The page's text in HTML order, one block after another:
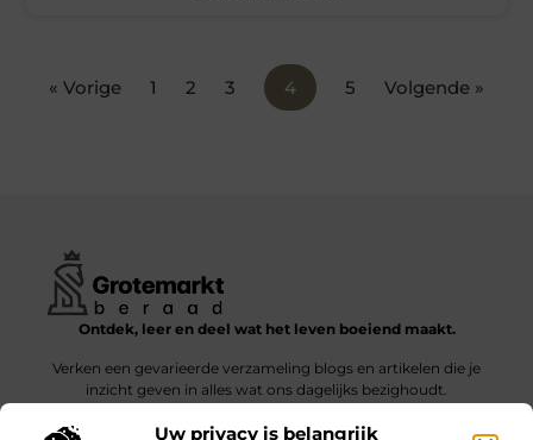
Uw privacy is belangrijk
« Vorige 1 2 3 4 5 Volgende »
Ontdek, leer en deel wat het leven boeiend maakt.
Verken een gevarieerde verzameling blogs en artikelen die je
inzicht geven in alles wat ons dagelijks bezighoudt.